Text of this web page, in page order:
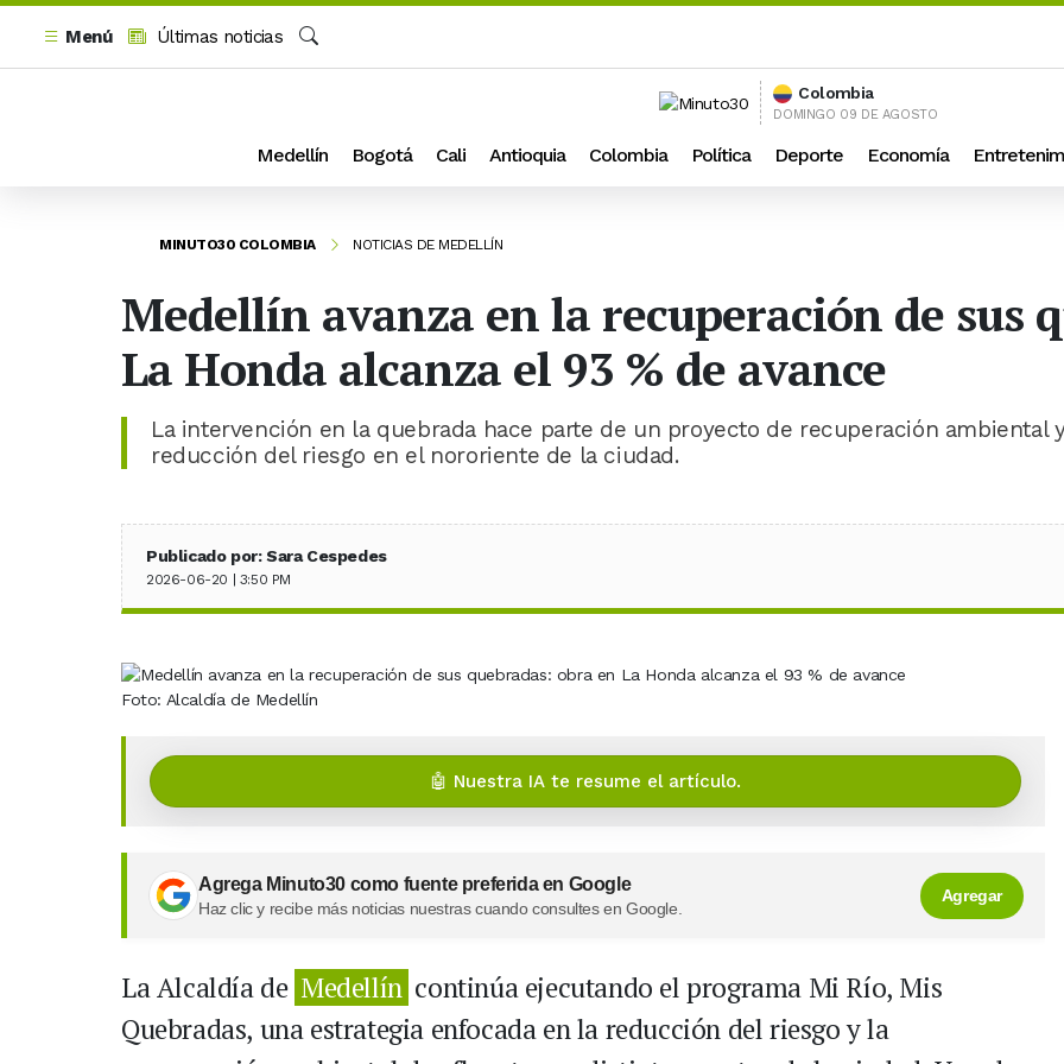
Menú
Últimas noticias
Buscar
Colombia
DOMINGO 09 DE AGOSTO
Medellín Bogotá Cali Antioquia Colombia Política Deporte Economía
MINUTO30 COLOMBIA NOTICIAS DE MEDELLÍN
Medellín avanza en la recuperación de sus
La Honda alcanza el 93 % de avance
La intervención en la quebrada hace parte de un proyecto de recuperación ambiental
reducción del riesgo en el nororiente de la ciudad.
Publicado por: Sara Cespedes
2026-06-20 | 3:50 PM
Foto: Alcaldía de Medellín
🤖 Nuestra IA te resume el artículo.
Agrega Minuto30 como fuente preferida en Google
Haz clic y recibe más noticias nuestras cuando consultes en Google.
Agregar
La Alcaldía de Medellín continúa ejecutando el programa Mi Río, Mis
Quebradas, una estrategia enfocada en la reducción del riesgo y la